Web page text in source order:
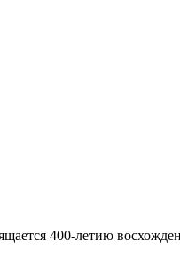
400-летию